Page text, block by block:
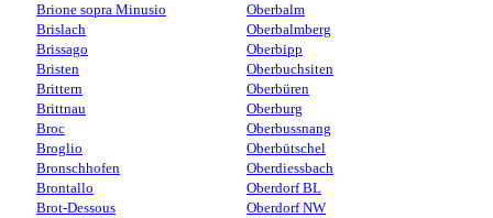
Brione sopra Minusio
Brislach
Brissago
Bristen
Brittern
Brittnau
Broc
Broglio
Bronschhofen
Brontallo
Brot-Dessous
Oberbalm
Oberbalmberg
Oberbipp
Oberbuchsiten
Oberbüren
Oberburg
Oberbussnang
Oberbütschel
Oberdiessbach
Oberdorf BL
Oberdorf NW